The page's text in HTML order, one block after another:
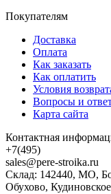
Покупателям
Доставка
Оплата
Как заказать
Как оплатить
Условия
Вопросы и
Карта сайта
Контактная
+7(495)
sales@pere-stroika.ru
Склад: 142440, МО,
Обухово,